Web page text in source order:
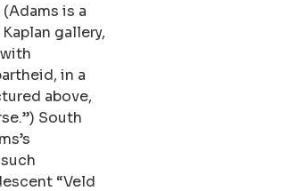
is a
gallery,
in a
above,
South
“Veld